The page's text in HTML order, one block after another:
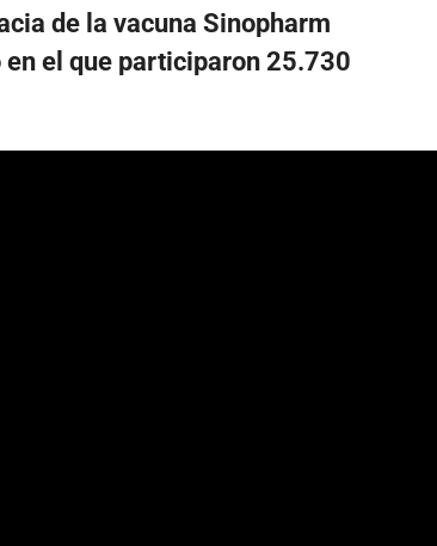
de la vacuna Sinopharm
el que participaron 25.730